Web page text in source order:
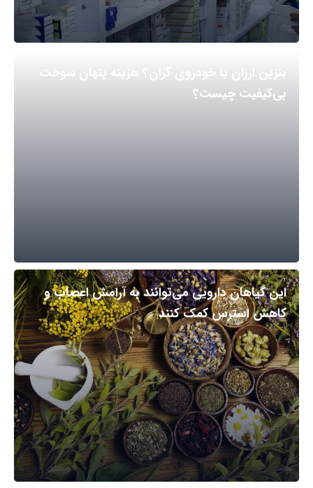
بنزین ارزان یا خودروی گران؟ هزینه پنهان سوخت
بی‌کیفیت چیست؟
این گیاهان دارویی می‌توانند به آرامش اعصاب و
کاهش استرس کمک کنند